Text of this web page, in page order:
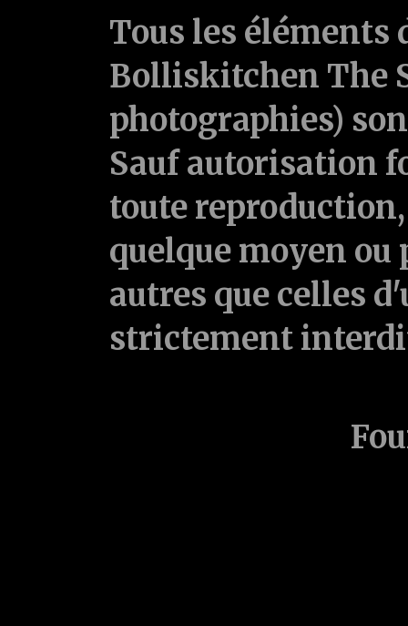
Tous les
Bolliskitchen The
photographies)
Sauf autorisation
toute
quelque moyen ou
autres que celles
strictement